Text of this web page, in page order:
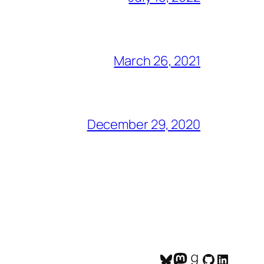
March 26, 2021
December 29, 2020
Bluesky
Mastodon
Goodreads
GitHub